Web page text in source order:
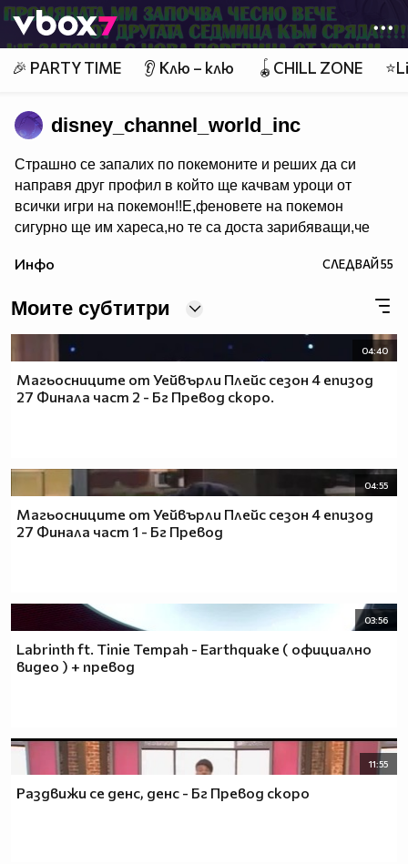
Member of
👾
🎉 PARTY TIME 👂 Клю – клю 🪀CHILL ZONE
disney_channel_world_inc
Страшно се запалих по покемоните и реших да си
направя друг профил в който ще качвам уроци от
всички игри на покемон!!Е,феновете на покемон
сигурно ще им хареса,но те са доста зарибяващи,че
маниа.Е,покемон уроци очаквайте скоро в новият
Инфо СЛЕДВАЙ55
Моите субтитри
04:40
Магьосниците от Уейвърли Плейс сезон 4 епизод
27 Финала част 2 - Бг Превод скоро.
04:55
Магьосниците от Уейвърли Плейс сезон 4 епизод
27 Финала част 1 - Бг Превод
03:56
Labrinth ft. Tinie Tempah - Earthquake ( официално
видео ) + превод
11:55
Раздвижи се денс, денс - Бг Превод скоро